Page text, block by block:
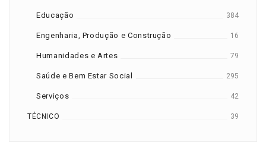
Educação 384
Engenharia, Produção e Construção 16
Humanidades e Artes 79
Saúde e Bem Estar Social 295
Serviços 42
TÉCNICO 39